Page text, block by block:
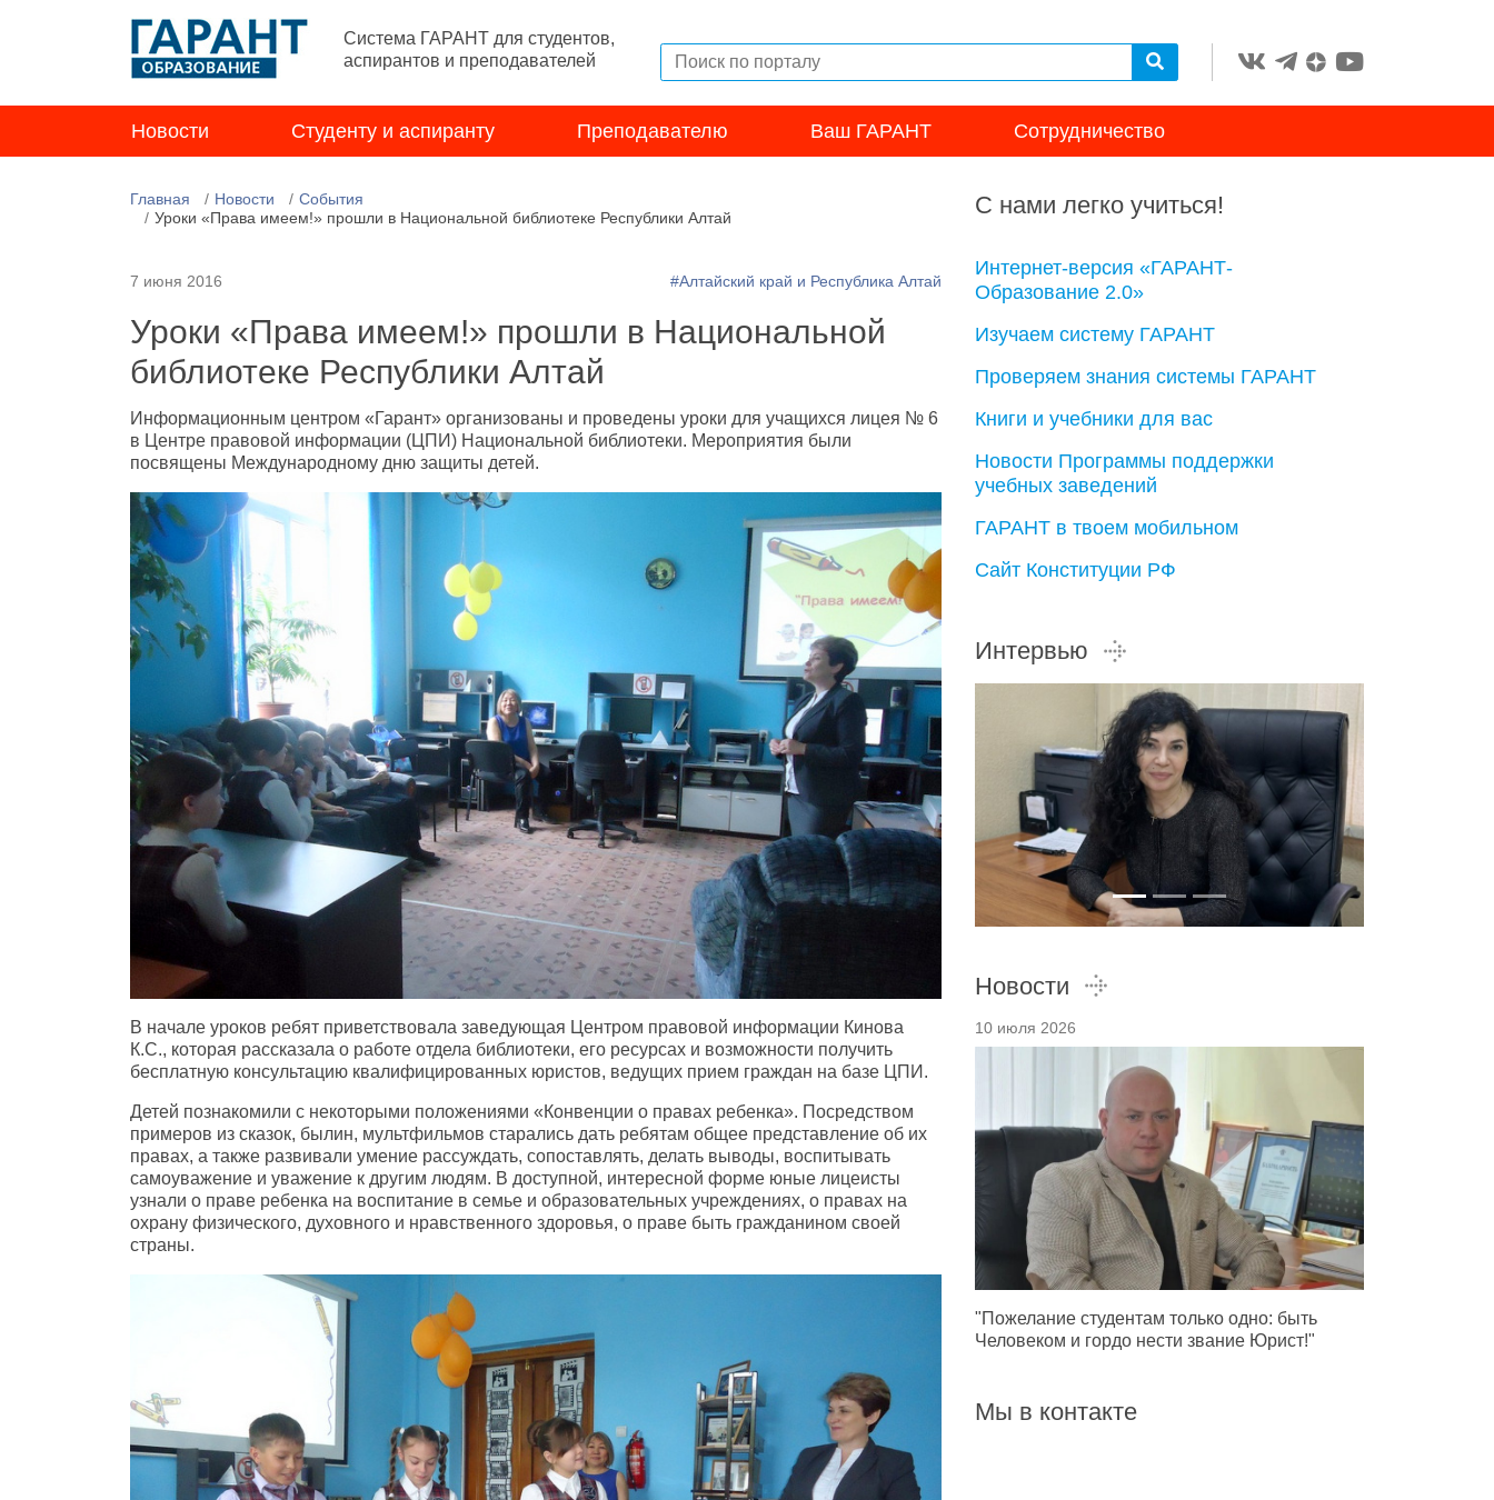
Система ГАРАНТ для студентов,
аспирантов и преподавателей
Новости Студенту и аспиранту Преподавателю Ваш ГАРАНТ Сотрудничество
Главная Новости
События
Уроки «Права имеем!» прошли в Национальной библиотеке Республики Алтай
7 июня 2016 #Алтайский край и Республика Алтай
Уроки «Права имеем!» прошли в Национальной
библиотеке Республики Алтай
Информационным центром «Гарант» организованы и проведены уроки для учащихся лицея № 6
в Центре правовой информации (ЦПИ) Национальной библиотеки. Мероприятия были
посвящены Международному дню защиты детей.
В начале уроков ребят приветствовала заведующая Центром правовой информации Кинова
К.С., которая рассказала о работе отдела библиотеки, его ресурсах и возможности получить
бесплатную консультацию квалифицированных юристов, ведущих прием граждан на базе ЦПИ.
Детей познакомили с некоторыми положениями «Конвенции о правах ребенка». Посредством
примеров из сказок, былин, мультфильмов старались дать ребятам общее представление об их
правах, а также развивали умение рассуждать, сопоставлять, делать выводы, воспитывать
самоуважение и уважение к другим людям. В доступной, интересной форме юные лицеисты
узнали о праве ребенка на воспитание в семье и образовательных учреждениях, о правах на
охрану физического, духовного и нравственного здоровья, о праве быть гражданином своей
страны.
С нами легко учиться!
Интернет-версия «ГАРАНТ-
Образование 2.0»
Изучаем систему ГАРАНТ
Проверяем знания системы ГАРАНТ
Книги и учебники для вас
Новости Программы поддержки
учебных заведений
ГАРАНТ в твоем мобильном
Сайт Конституции РФ
Интервью
Новости
10 июля 2026
"Пожелание студентам только одно: быть
Человеком и гордо нести звание Юрист!"
Мы в контакте